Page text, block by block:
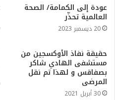
عودة إلى الكمامة/ الصحة
العالمية تحذّر
20 ديسمبر 2023
حقيقة نفاذ الأوكسجين من
مستشفى الهادي شاكر
بصفاقس و لهذا تم نقل
المرضى
30 أبريل 2021